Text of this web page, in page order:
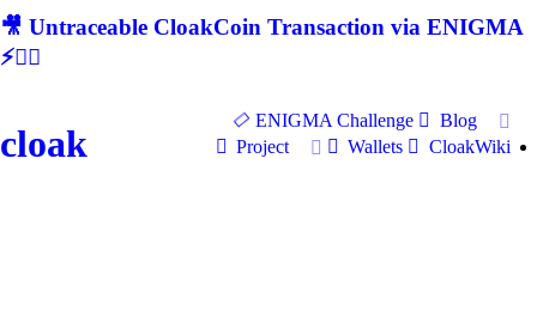
🎥 Untraceable CloakCoin Transaction via ENIGMA
⚡🕵‍♂
cloak
ENIGMA Challenge
Blog
Project
Wallets CloakWiki